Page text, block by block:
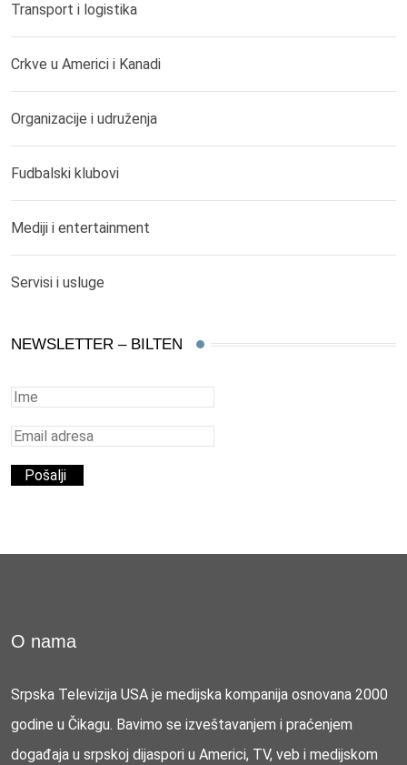
Transport i logistika
Crkve u Americi i Kanadi
Organizacije i udruženja
Fudbalski klubovi
Mediji i entertainment
Servisi i usluge
NEWSLETTER – BILTEN
O nama
Srpska Televizija USA je medijska kompanija osnovana 2000
godine u Čikagu. Bavimo se izveštavanjem i praćenjem
događaja u srpskoj dijaspori u Americi, TV, veb i medijskom